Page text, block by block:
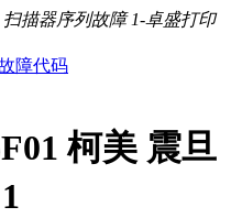
障代码
柯美 震旦